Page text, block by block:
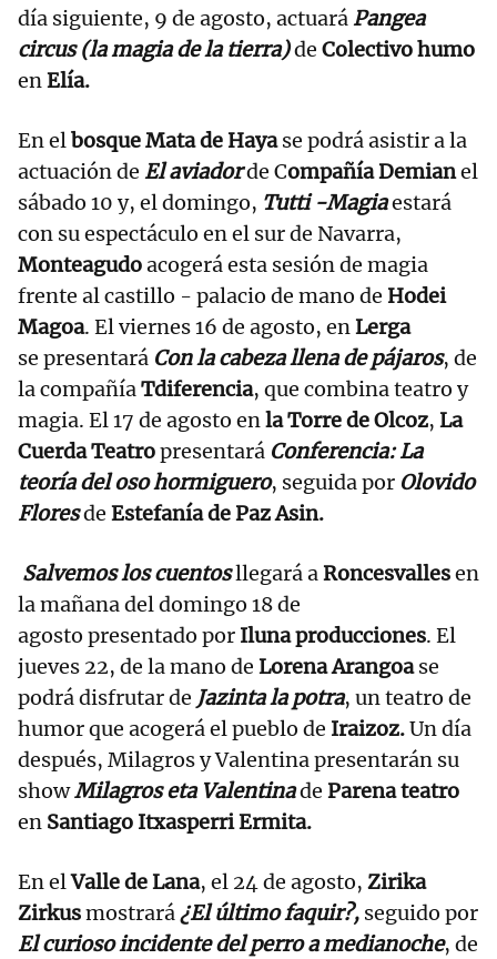
día siguiente, 9 de agosto, actuaráPangea
circus (la magia de la tierra)de Colectivo humo
enElía.
En elbosque Mata de Hayase podrá asistir a la
actuación de El aviadorde Compañía Demianel
sábado 10 y, el domingo, Tutti -Magiaestará
con su espectáculo en el sur de Navarra,
Monteagudoacogerá esta sesión de magia
frente al castillo - palacio de mano de Hodei
Magoa. El viernes 16 de agosto, enLerga
se presentará Con la cabeza llena de pájaros, de
la compañíaTdiferencia, que combina teatro y
magia. El 17 de agosto enla Torre de Olcoz, La
Cuerda Teatropresentará Conferencia: La
teoría del oso hormiguero, seguida por Olovido
Floresde Estefanía de Paz Asin.
Salvemos los cuentosllegará aRoncesvallesen
la mañana del domingo 18 de
agosto presentado por Iluna producciones. El
jueves 22, de la mano de Lorena Arangoase
podrá disfrutar de Jazinta la potra, un teatro de
humor que acogerá el pueblo de Iraizoz.Un día
después, Milagros y Valentina presentarán su
showMilagros eta Valentinade Parena teatro
en Santiago Itxasperri Ermita.
En elValle de Lana, el 24 de agosto, Zirika
Zirkusmostrará¿El último faquir?, seguido por
El curioso incidente del perro a medianoche, de